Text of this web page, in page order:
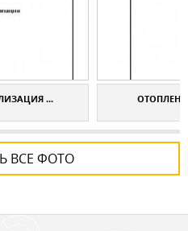
...
ВСЕ ФОТО